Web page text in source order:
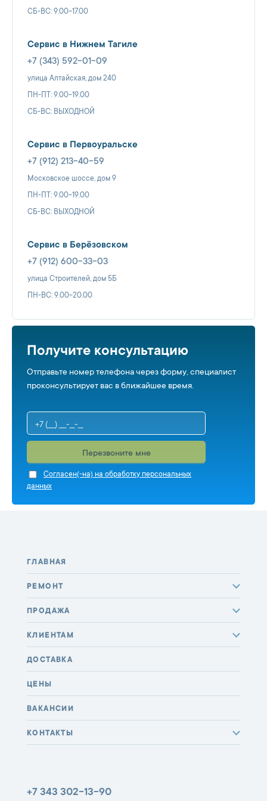
СБ-ВС: 9.00-17.00
Сервис в Нижнем Тагиле
+7 (343) 592-01-09
улица Алтайская, дом 240
ПН-ПТ: 9.00-19.00
СБ-ВС: ВЫХОДНОЙ
Сервис в Первоуральске
+7 (912) 213-40-59
Московское шоссе, дом 9
ПН-ПТ: 9.00-19.00
СБ-ВС: ВЫХОДНОЙ
Сервис в Берёзовском
+7 (912) 600-33-03
улица Строителей, дом 5Б
ПН-ВС: 9.00-20.00
Получите консультацию
Отправьте номер телефона через форму, специалист
проконсультирует вас в ближайшее время.
Перезвоните мне
Cогласен(-на) на обработку персональных
данных
ГЛАВНАЯ
РЕМОНТ
ПРОДАЖА
КЛИЕНТАМ
ДОСТАВКА
ЦЕНЫ
ВАКАНСИИ
КОНТАКТЫ
+7 343 302-13-90